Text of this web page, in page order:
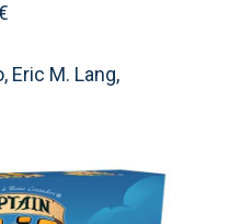
Eric M. Lang,